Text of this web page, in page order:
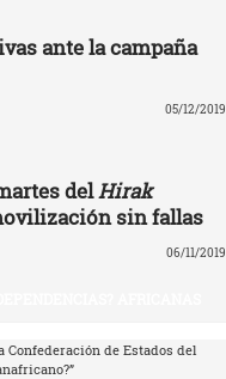
ante la campaña
05/12/2019
delHirak
sin fallas
06/11/2019
Confederación de Estados del